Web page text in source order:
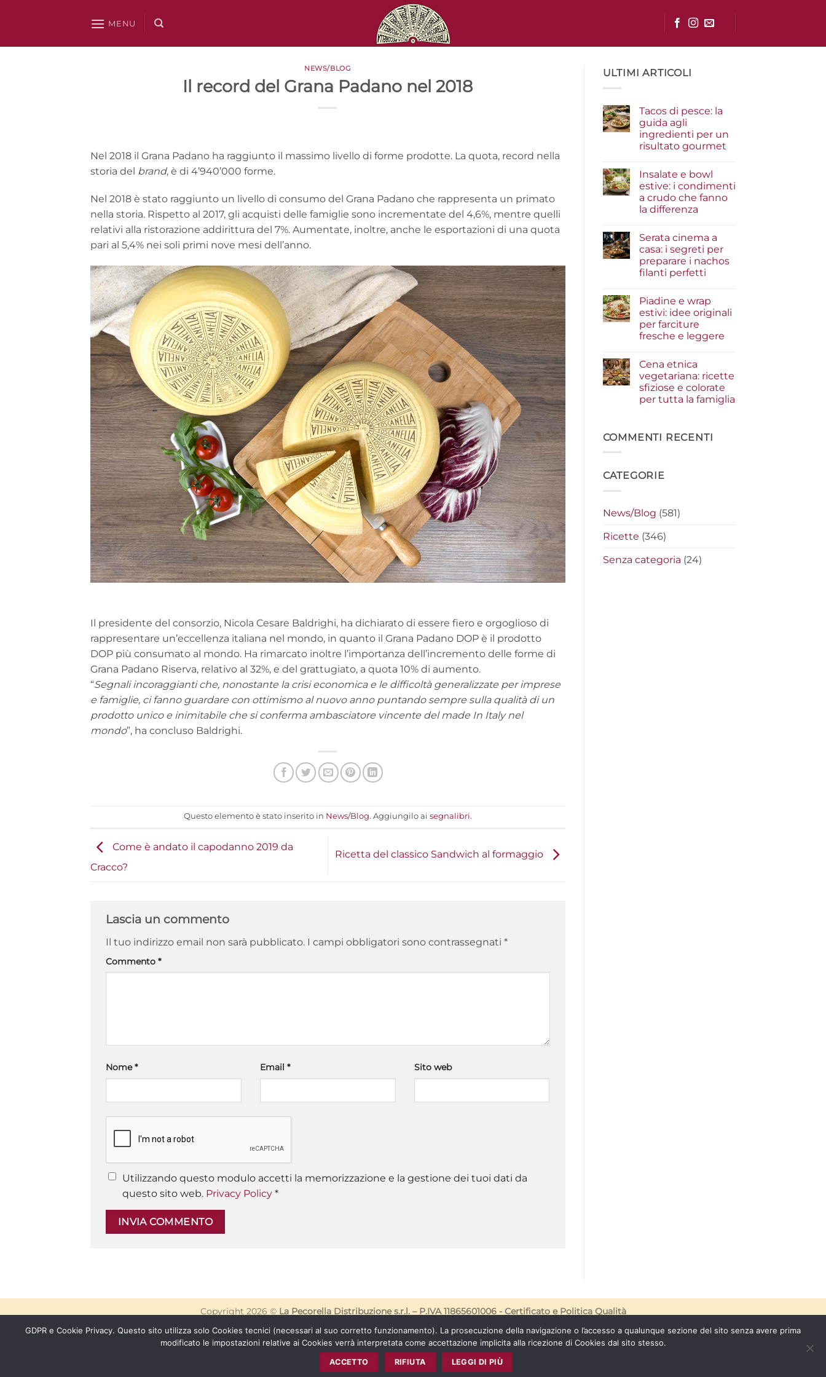
MENU
NEWS/BLOG
Il record del Grana Padano nel 2018
Nel 2018 il Grana Padano ha raggiunto il massimo livello di forme prodotte. La quota, record nella
storia del brand, è di 4’940’000 forme.
Nel 2018 è stato raggiunto un livello di consumo del Grana Padano che rappresenta un primato
nella storia. Rispetto al 2017, gli acquisti delle famiglie sono incrementate del 4,6%, mentre quelli
relativi alla ristorazione addirittura del 7%. Aumentate, inoltre, anche le esportazioni di una quota
pari al 5,4% nei soli primi nove mesi dell’anno.
Il presidente del consorzio, Nicola Cesare Baldrighi, ha dichiarato di essere fiero e orgoglioso di
rappresentare un’eccellenza italiana nel mondo, in quanto il Grana Padano DOP è il prodotto
DOP più consumato al mondo. Ha rimarcato inoltre l’importanza dell’incremento delle forme di
Grana Padano Riserva, relativo al 32%, e del grattugiato, a quota 10% di aumento.
“Segnali incoraggianti che, nonostante la crisi economica e le difficoltà generalizzate per imprese
e famiglie, ci fanno guardare con ottimismo al nuovo anno puntando sempre sulla qualità di un
prodotto unico e inimitabile che si conferma ambasciatore vincente del made In Italy nel
mondo”, ha concluso Baldrighi.
Questo elemento è stato inserito in News/Blog. Aggiungilo ai segnalibri.
Come è andato il capodanno 2019 da
Cracco?
Ricetta del classico Sandwich al formaggio
Lascia un commento
Il tuo indirizzo email non sarà pubblicato. I campi obbligatori sono contrassegnati *
Commento *
Nome* Email * Sito web
Utilizzando questo modulo accetti la memorizzazione e la gestione dei tuoi dati da
questo sito web. Privacy Policy *
ULTIMI ARTICOLI
Tacos di pesce: la
guida agli
ingredienti per un
risultato gourmet
su
Tacos
di
pesce:
la
guida
per
un
risultato
gourmet
Insalate e bowl
estive: i condimenti
a crudo che fanno
la differenza
su
e
bowl
estive:
crudo
che
fanno
la
differenza
Serata cinema a
casa: i segreti per
preparare i nachos
filanti perfetti
su
Serata
cinema
a
casa:
preparare
i
nachos
filanti
perfetti
Piadine e wrap
estivi: idee originali
per farciture
fresche e leggere
su
e
wrap
estivi:
idee
fresche
e
Cena etnica
vegetariana: ricette
sfiziose e colorate
per tutta la famiglia
Cena
etnica
e
famiglia
COMMENTI RECENTI
CATEGORIE
News/Blog (581)
Ricette (346)
Senza categoria (24)
Copyright 2026 © La Pecorella Distribuzione s.r.l. – P.IVA 11865601006 - Certificatoe Politica Qualità
CONSENSO AI COOKIES
GDPR e Cookie Privacy. Questo sito utilizza solo Cookies tecnici (necessari al suo corretto funzionamento). La prosecuzione della navigazione o l’accesso a qualunque sezione del sito senza avere prima
modificato le impostazioni relative ai Cookies verrà interpretata come accettazione implicita alla ricezione di Cookies dal sito stesso.
ACCETTO RIFIUTA LEGGI DI PIÙ